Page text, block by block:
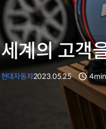
세계의 고객
현대자동차2023.05.25
분량
4min